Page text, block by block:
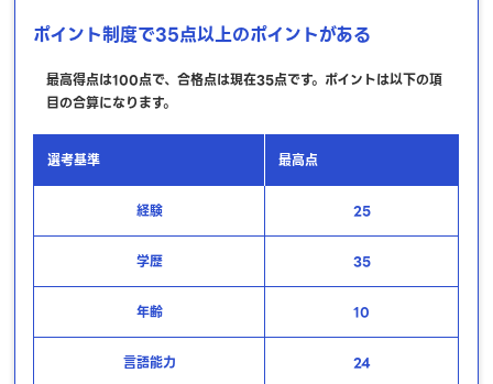
ポイント制度で35点以上のポイントがある
最高得点は100点で、合格点は現在35点です。ポイントは以下の項
目の合算になります。
選考基準 最高点
経験 25
学歴 35
年齢 10
言語能力 24